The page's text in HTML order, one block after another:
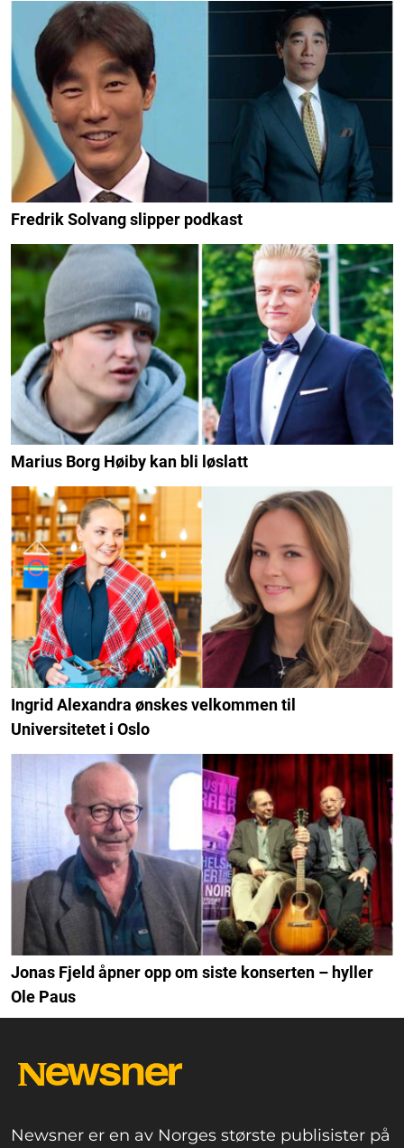
Fredrik Solvang slipper podkast
Marius Borg Høiby kan bli løslatt
Ingrid Alexandra ønskes velkommen til
Universitetet i Oslo
Jonas Fjeld åpner opp om siste konserten – hyller
Ole Paus
Newsner er en av Norges største publisister på